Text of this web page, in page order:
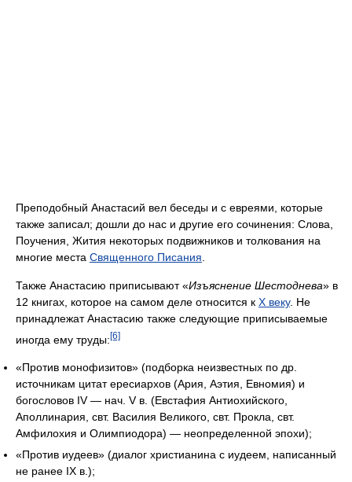
Преподобный Анастасий вел беседы и с евреями, которые
также записал; дошли до нас и другие его сочинения: Слова,
Поучения, Жития некоторых подвижников и толкования на
многие места Священного Писания
Также Анастасию приписывают «Изъяснение Шестоднева» в
12 книгах, которое на самом деле относится к X веку. Не
принадлежат Анастасию также следующие приписываемые
иногда ему труды:[6]
«Против монофизитов» (подборка неизвестных по др.
источникам цитат ересиархов (Ария, Аэтия, Евномия) и
богословов IV — нач. V в. (Евстафия Антиохийского,
Аполлинария, свт. Василия Великого, свт. Прокла, свт.
Амфилохия и Олимпиодора) — неопределенной эпохи);
«Против иудеев» (диалог христианина с иудеем, написанный
не ранее IX в.);